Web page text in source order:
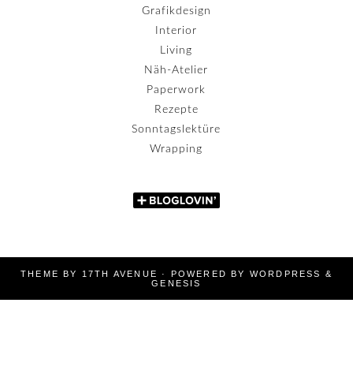
Grafikdesign
Interior
Living
Näh-Atelier
Paperwork
Rezepte
Sonntagslektüre
Wrapping
THEME BY 17TH AVENUE · POWERED BY WORDPRESS
&
GENESIS